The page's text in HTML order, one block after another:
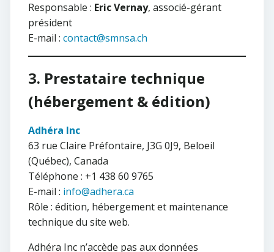
Responsable : Eric Vernay, associé-gérant
président
E-mail : contact@smnsa.ch
3. Prestataire technique
(hébergement & édition)
Adhéra Inc
63 rue Claire Préfontaire, J3G 0J9, Beloeil
(Québec), Canada
Téléphone : +1 438 60 9765
E-mail : info@adhera.ca
Rôle : édition, hébergement et maintenance
technique du site web.
Adhéra Inc n’accède pas aux données